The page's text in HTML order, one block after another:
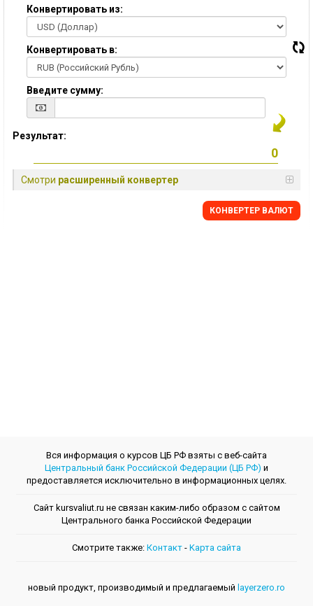
Конвертировать из:
Конвертировать в:
Введите сумму:
Результат:
Смотри расширенный конвертер
КОНВЕРТЕР ВАЛЮТ
Вся информация о курсов ЦБ РФ взяты с веб-сайта
Центральный банк Российской Федерации (ЦБ РФ) и
предоставляется исключительно в информационных целях.
Сайт kursvaliut.ru не связан каким-либо образом с сайтом
Центрального банкa Российской Федерации
Смотрите также: Контакт - Kарта сайта
новый продукт, производимый и предлагаемый layerzero.ro